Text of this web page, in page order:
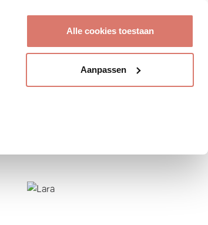
Alle cookies toestaan
Aanpassen